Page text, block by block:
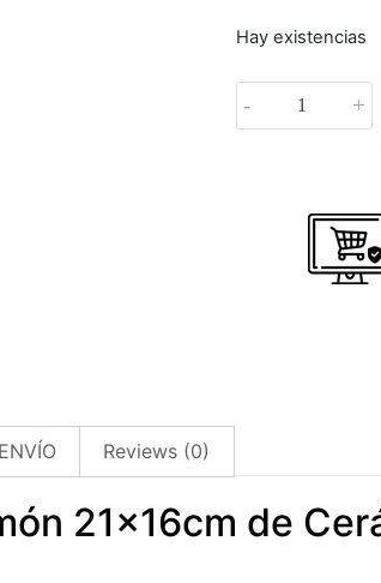
Hay existencias
- +
ENVÍO Reviews (0)
21x16cm de